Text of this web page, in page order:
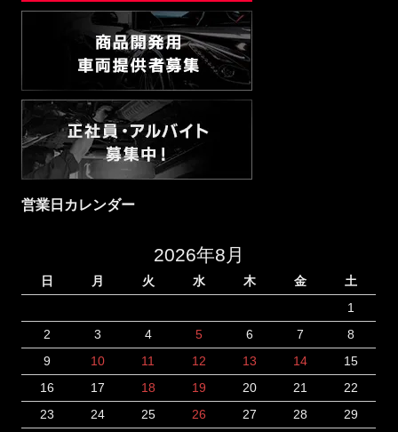
営業日カレンダー
2026年8月
日 月 火 水 木 金
土
1
2
3 4 5 6 7
8
9
10 11 12 13 14
15
16
17 18 19 20 21
22
23
24 25 26 27 28
29